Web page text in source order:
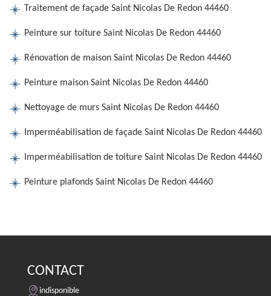
Traitement de façade Saint Nicolas De Redon 44460
Peinture sur toiture Saint Nicolas De Redon 44460
Rénovation de maison Saint Nicolas De Redon 44460
Peinture maison Saint Nicolas De Redon 44460
Nettoyage de murs Saint Nicolas De Redon 44460
Imperméabilisation de façade Saint Nicolas De Redon 44460
Imperméabilisation de toiture Saint Nicolas De Redon 44460
Peinture plafonds Saint Nicolas De Redon 44460
CONTACT
indisponible